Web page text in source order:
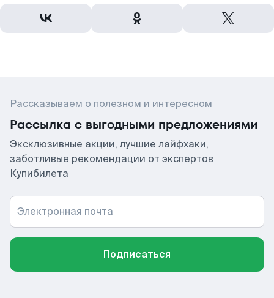
Рассказываем о полезном и интересном
Рассылка с выгодными предложениями
Эксклюзивные акции, лучшие лайфхаки,
заботливые рекомендации от экспертов
Купибилета
Электронная почта
Подписаться